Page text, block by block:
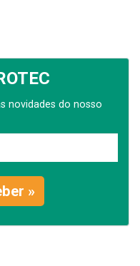
novidades do nosso
»